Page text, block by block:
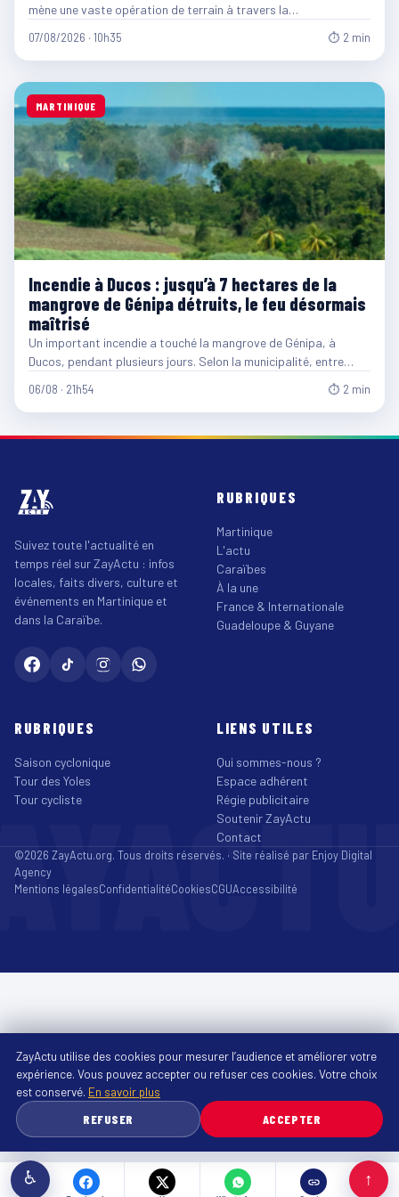
mène une vaste opération de terrain à travers la…
07/08/2026 · 10h35 ⏱ 2 min
MARTINIQUE
Incendie à Ducos : jusqu’à 7 hectares de la
mangrove de Génipa détruits, le feu désormais
maîtrisé
Un important incendie a touché la mangrove de Génipa, à
Ducos, pendant plusieurs jours. Selon la municipalité, entre…
06/08 · 21h54 ⏱ 2 min
Suivez toute l'actualité en
temps réel sur ZayActu : infos
locales, faits divers, culture et
événements en Martinique et
dans la Caraïbe.
RUBRIQUES
Martinique
L'actu
Caraïbes
À la une
France & Internationale
Guadeloupe & Guyane
RUBRIQUES
Saison cyclonique
Tour des Yoles
Tour cycliste
LIENS UTILES
Qui sommes-nous ?
Espace adhérent
Régie publicitaire
Soutenir ZayActu
Contact
©2026 ZayActu.org. Tous droits réservés. · Site réalisé par Enjoy Digital
Agency
Mentions légalesConfidentialitéCookiesCGUAccessibilité
♿ ↑
ZayActu utilise des cookies pour mesurer l’audience et améliorer votre
expérience. Vous pouvez accepter ou refuser ces cookies. Votre choix
est conservé. En savoir plus
REFUSER
ACCEPTER